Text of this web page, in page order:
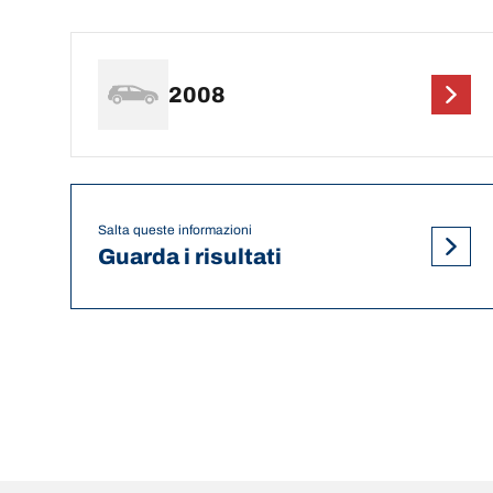
2008
Salta queste informazioni
Guarda i risultati